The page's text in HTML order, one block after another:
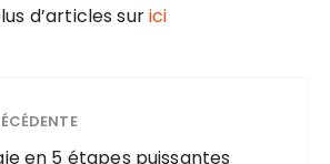
d’articles surici
en 5 étapes puissantes